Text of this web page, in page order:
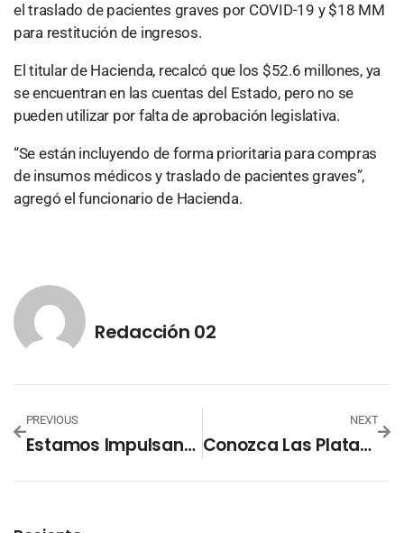
el traslado de pacientes graves por COVID-19 y $18 MM
para restitución de ingresos.
El titular de Hacienda, recalcó que los $52.6 millones, ya
se encuentran en las cuentas del Estado, pero no se
pueden utilizar por falta de aprobación legislativa.
“Se están incluyendo de forma prioritaria para compras
de insumos médicos y traslado de pacientes graves”,
agregó el funcionario de Hacienda.
Redacción 02
PREVIOUS
Estamos Impulsando Una Ley Para Atender A Tiempo A Pacientes Con Cáncer», Milena Mayorga
NEXT
Conozca Las Plataformas De Atención Al Cliente Y Comunicación De TOMZA El Salvador